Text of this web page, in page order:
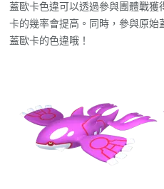
蓋歐卡色違可以透過參與團體戰
卡的幾率會提高。同時，參與原
蓋歐卡的色違哦！